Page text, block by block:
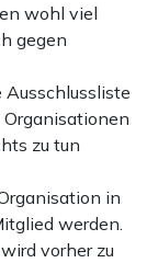
wohl viel
gegen
zu tun
in
werden.
vorher zu